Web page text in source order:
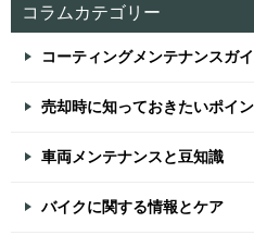
コラムカテゴリー
コーティングメンテナンスガ
売却時に知っておきたいポイ
車両メンテナンスと豆知識
バイクに関する情報とケア